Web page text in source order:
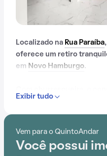
Localizado na Rua Paraíba
oferece um retiro
em Novo Hamburgo.
conveniência é
Language Company
Estadual Bairro Rondônia
Exibir tudo
Vem para o QuintoAndar
Você possui